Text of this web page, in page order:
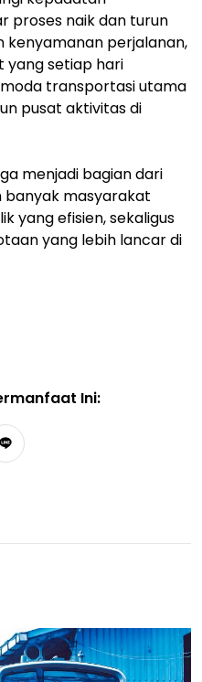
proses naik dan turun
perjalanan,
yang setiap hari
moda transportasi utama
pusat aktivitas di
menjadi bagian dari
banyak masyarakat
yang efisien, sekaligus
yang lebih lancar di
Ini: